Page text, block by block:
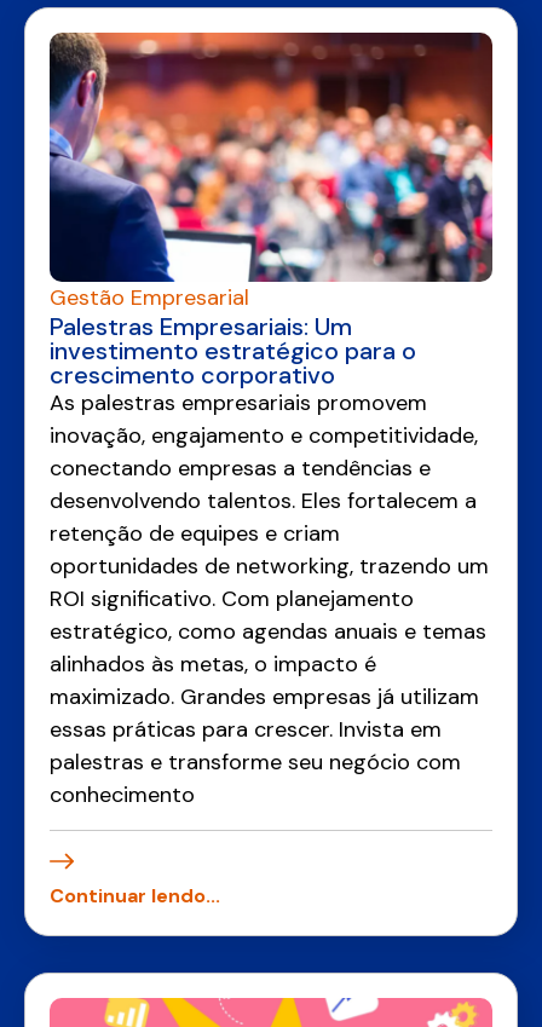
Gestão Empresarial
Palestras Empresariais: Um
investimento estratégico para o
crescimento corporativo
As palestras empresariais promovem
inovação, engajamento e competitividade,
conectando empresas a tendências e
desenvolvendo talentos. Eles fortalecem a
retenção de equipes e criam
oportunidades de networking, trazendo um
ROI significativo. Com planejamento
estratégico, como agendas anuais e temas
alinhados às metas, o impacto é
maximizado. Grandes empresas já utilizam
essas práticas para crescer. Invista em
palestras e transforme seu negócio com
conhecimento
Continuar lendo...